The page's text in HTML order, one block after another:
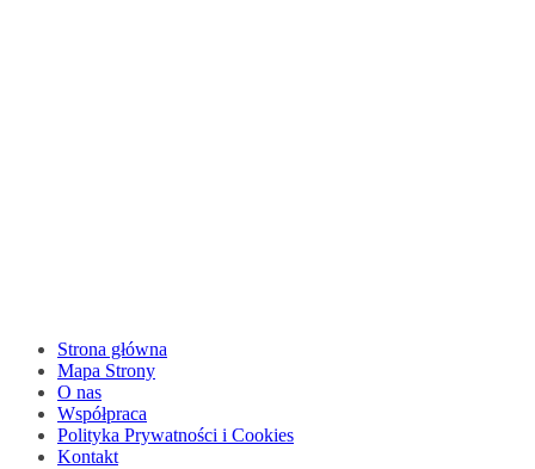
Strona główna
Mapa Strony
O nas
Współpraca
Polityka Prywatności i Cookies
Kontakt